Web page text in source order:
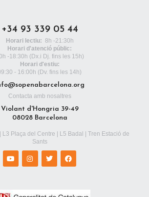
+34 93 339 05 44
Horari lectiu: 8h -21:30h
Horari d'atenció públic:
-18:30h (Dx.i Dj. fins les 15h)
Horari d'estiu:
- 16:00h (Dv. fins les 14h)
Contacta amb nosaltres
Violant d'Hongria 39-49
08028 Barcelona
L3 Plaça del Centre | L5 Badal | Tren Estació de
Sants